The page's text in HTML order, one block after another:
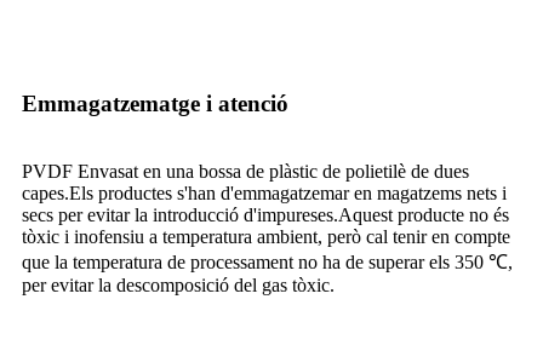
Emmagatzematge i atenció
PVDF Envasat en una bossa de plàstic de polietilè de dues
capes.Els productes s'han d'emmagatzemar en magatzems nets i
secs per evitar la introducció d'impureses.Aquest producte no és
tòxic i inofensiu a temperatura ambient, però cal tenir en compte
que la temperatura de processament no ha de superar els 350 ℃,
per evitar la descomposició del gas tòxic.